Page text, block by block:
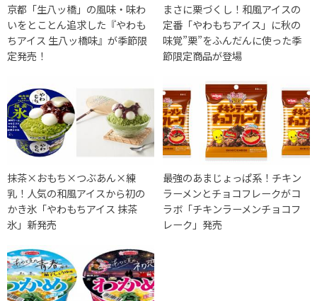
京都「生八ッ橋」の風味・味わ
いをとことん追求した『やわも
ちアイス 生八ッ橋味』が季節限
定発売！
まさに栗づくし！和風アイスの
定番「やわもちアイス」に秋の
味覚”栗”をふんだんに使った季
節限定商品が登場
抹茶×おもち×つぶあん×練
乳！人気の和風アイスから初の
かき氷「やわもちアイス 抹茶
氷」新発売
最強のあまじょっぱ系！チキン
ラーメンとチョコフレークがコ
ラボ「チキンラーメンチョコフ
レーク」発売